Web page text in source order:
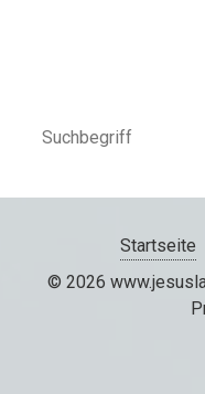
Startseite
© 2026